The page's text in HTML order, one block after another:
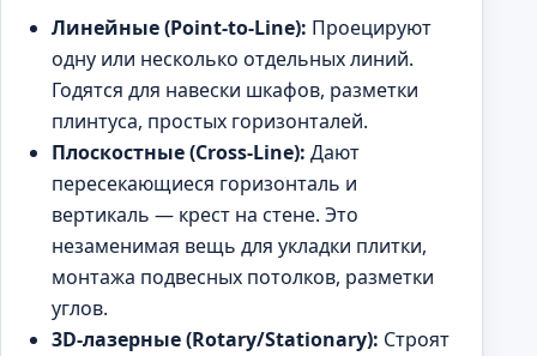
Линейные (Point-to-Line): Проецируют
одну или несколько отдельных линий.
Годятся для навески шкафов, разметки
плинтуса, простых горизонталей.
Плоскостные (Cross-Line): Дают
пересекающиеся горизонталь и
вертикаль — крест на стене. Это
незаменимая вещь для укладки плитки,
монтажа подвесных потолков, разметки
углов.
3D-лазерные (Rotary/Stationary): Строят